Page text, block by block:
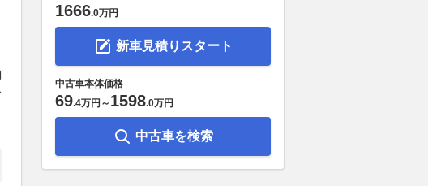
1666.0万円
新車見積りスタート
中古車本体価格
69.4万円 ～ 1598.0万円
中古車を検索